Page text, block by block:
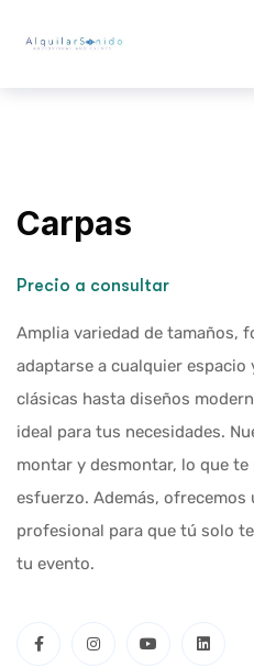
Carpas
Precio a consultar
Amplia variedad de tamaños,
adaptarse a cualquier espacio
clásicas hasta diseños
ideal para tus necesidades.
montar y desmontar, lo que
esfuerzo. Además,
profesional para que tú solo
tu evento.